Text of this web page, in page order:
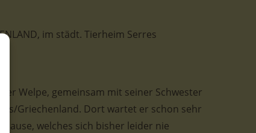
im städt. Tierheim Serres
Welpe, gemeinsam mit seiner Schwester
Griechenland. Dort wartet er schon sehr
welches sich bisher leider nie